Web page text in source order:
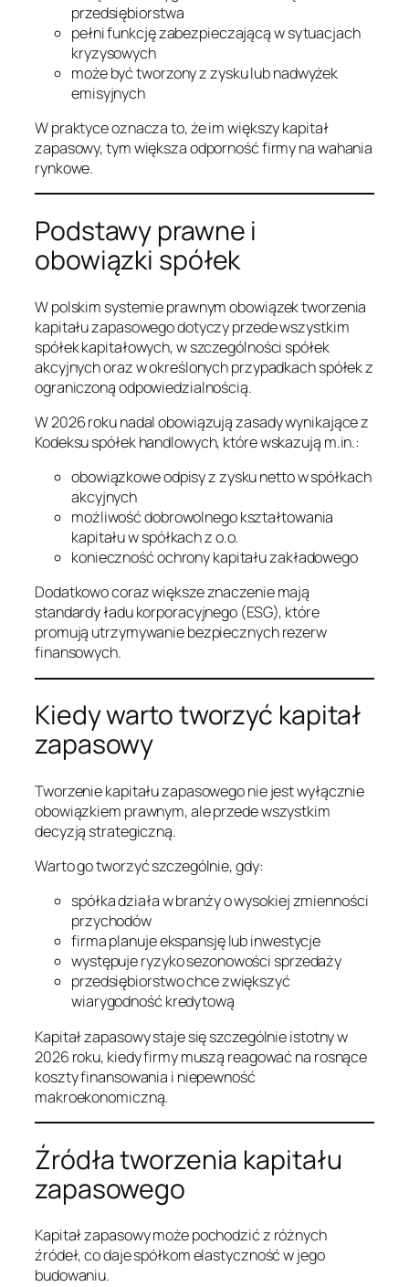
przedsiębiorstwa
pełni funkcję zabezpieczającą w sytuacjach
kryzysowych
może być tworzony z zysku lub nadwyżek
emisyjnych
W praktyce oznacza to, że im większy kapitał
zapasowy, tym większa odporność firmy na wahania
rynkowe.
Podstawy prawne i
obowiązki spółek
W polskim systemie prawnym obowiązek tworzenia
kapitału zapasowego dotyczy przede wszystkim
spółek kapitałowych, w szczególności spółek
akcyjnych oraz w określonych przypadkach spółek z
ograniczoną odpowiedzialnością.
W 2026 roku nadal obowiązują zasady wynikające z
Kodeksu spółek handlowych, które wskazują m.in.:
obowiązkowe odpisy z zysku netto w spółkach
akcyjnych
możliwość dobrowolnego kształtowania
kapitału w spółkach z o.o.
konieczność ochrony kapitału zakładowego
Dodatkowo coraz większe znaczenie mają
standardy ładu korporacyjnego (ESG), które
promują utrzymywanie bezpiecznych rezerw
finansowych.
Kiedy warto tworzyć kapitał
zapasowy
Tworzenie kapitału zapasowego nie jest wyłącznie
obowiązkiem prawnym, ale przede wszystkim
decyzją strategiczną.
Warto go tworzyć szczególnie, gdy:
spółka działa w branży o wysokiej zmienności
przychodów
firma planuje ekspansję lub inwestycje
występuje ryzyko sezonowości sprzedaży
przedsiębiorstwo chce zwiększyć
wiarygodność kredytową
Kapitał zapasowy staje się szczególnie istotny w
2026 roku, kiedy firmy muszą reagować na rosnące
koszty finansowania i niepewność
makroekonomiczną.
Źródła tworzenia kapitału
zapasowego
Kapitał zapasowy może pochodzić z różnych
źródeł, co daje spółkom elastyczność w jego
budowaniu.